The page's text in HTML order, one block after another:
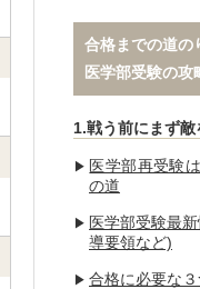
合格までの道の
医学部受験の攻
1.戦う前にまず
医学部再受験
の道
医学部受験最
導要領など)
合格に必要な３